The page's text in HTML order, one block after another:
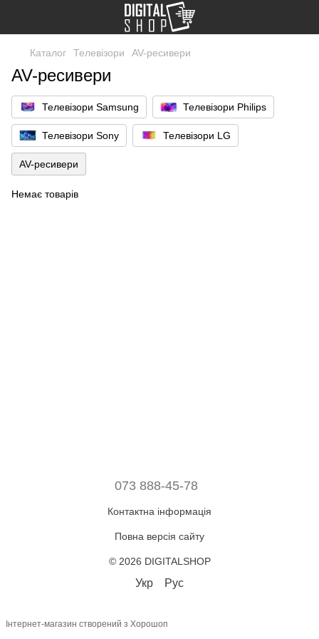
Каталог Телевізори AV-ресивери
AV-ресивери
Телевізори Samsung Телевізори Philips
Телевізори Sony Телевізори LG
AV-ресивери
Немає товарів
073 888-45-78
Контактна інформація
Повна версія сайту
© 2026 DIGITALSHOP
Укр Рус
Інтернет-магазин створений з Хорошоп